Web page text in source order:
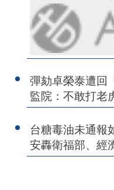
尚(現+預)
彈劾卓榮泰遭回
監院：不敢打老
台糖毒油未通報
安轟衛福部、經